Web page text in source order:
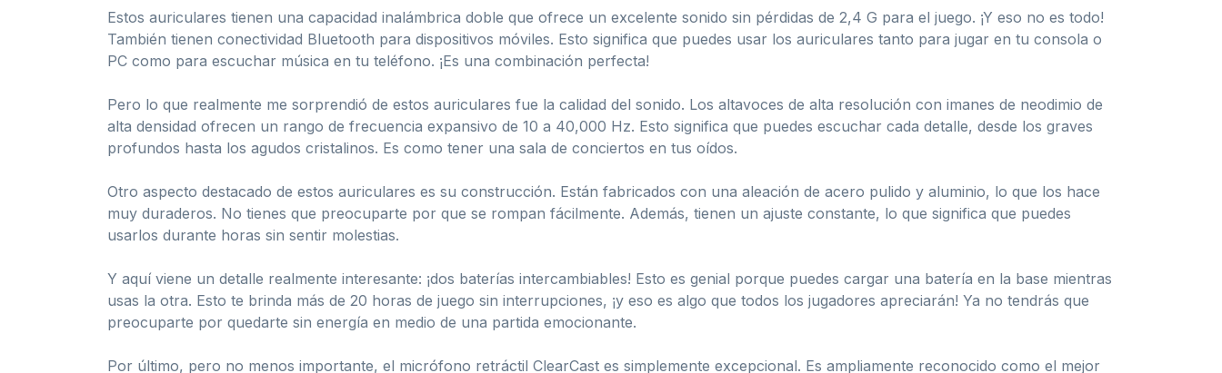
Estos auriculares tienen una capacidad inalámbrica doble que ofrece un excelente sonido sin pérdidas de 2,4 G para el juego. ¡Y eso no es todo!
También tienen conectividad Bluetooth para dispositivos móviles. Esto significa que puedes usar los auriculares tanto para jugar en tu consola o
PC como para escuchar música en tu teléfono. ¡Es una combinación perfecta!
Pero lo que realmente me sorprendió de estos auriculares fue la calidad del sonido. Los altavoces de alta resolución con imanes de neodimio de
alta densidad ofrecen un rango de frecuencia expansivo de 10 a 40,000 Hz. Esto significa que puedes escuchar cada detalle, desde los graves
profundos hasta los agudos cristalinos. Es como tener una sala de conciertos en tus oídos.
Otro aspecto destacado de estos auriculares es su construcción. Están fabricados con una aleación de acero pulido y aluminio, lo que los hace
muy duraderos. No tienes que preocuparte por que se rompan fácilmente. Además, tienen un ajuste constante, lo que significa que puedes
usarlos durante horas sin sentir molestias.
Y aquí viene un detalle realmente interesante: ¡dos baterías intercambiables! Esto es genial porque puedes cargar una batería en la base mientras
usas la otra. Esto te brinda más de 20 horas de juego sin interrupciones, ¡y eso es algo que todos los jugadores apreciarán! Ya no tendrás que
preocuparte por quedarte sin energía en medio de una partida emocionante.
Por último, pero no menos importante, el micrófono retráctil ClearCast es simplemente excepcional. Es ampliamente reconocido como el mejor